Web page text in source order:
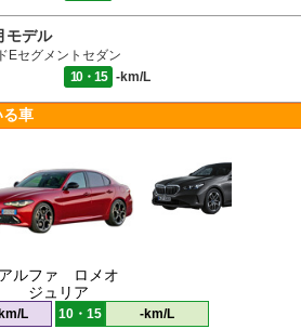
モデル
Eセグメントセダン
10・15 -km/L
る車
アルファ ロメオ
ジュリア
L 10・15 -km/L